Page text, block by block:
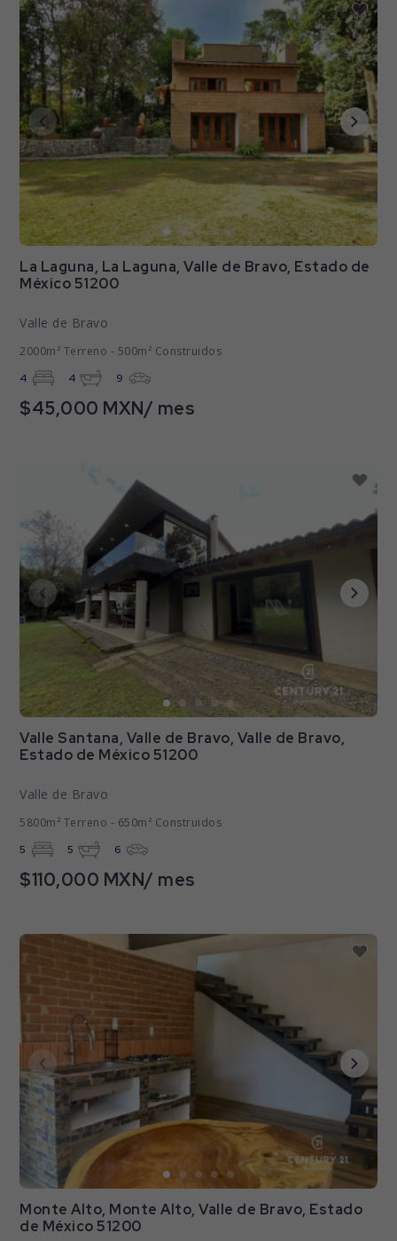
La Laguna, La Laguna, Valle de Bravo, Estado de
México 51200
Valle de Bravo
2000m² Terreno - 500m² Construidos
4 4 9
$45,000 MXN/ mes
Valle Santana, Valle de Bravo, Valle de Bravo,
Estado de México 51200
Valle de Bravo
5800m² Terreno - 650m² Construidos
5 5 6
$110,000 MXN/ mes
Monte Alto, Monte Alto, Valle de Bravo, Estado
de México 51200